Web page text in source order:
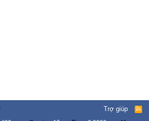
Trợ giúp
R